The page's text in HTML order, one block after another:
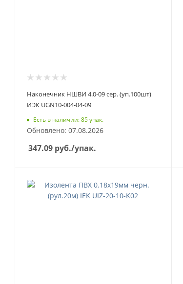
Наконечник НШВИ 4.0-09 сер. (уп.100шт)
ИЭК UGN10-004-04-09
Есть в наличии: 85 упак.
Обновлено: 07.08.2026
347.09 руб./упак.